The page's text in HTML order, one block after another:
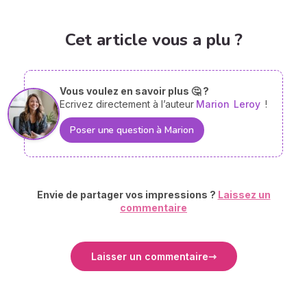
Cet article vous a plu ?
Vous voulez en savoir plus 🤔 ?
Ecrivez directement à l’auteur Marion Leroy !
Poser une question à Marion
Envie de partager vos impressions ? Laissez un
commentaire
Laisser un commentaire